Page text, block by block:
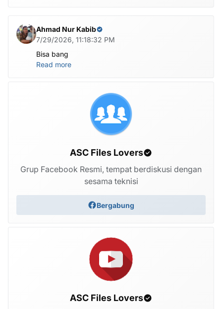
Ahmad Nur Kabib
7/29/2026, 11:18:32 PM
Bisa bang
Read more
ASC Files Lovers
Grup Facebook Resmi, tempat berdiskusi dengan
sesama teknisi
Bergabung
ASC Files Lovers